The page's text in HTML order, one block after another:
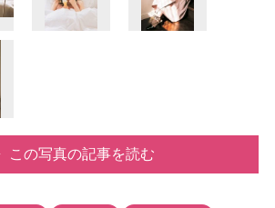
この写真の記事を読む